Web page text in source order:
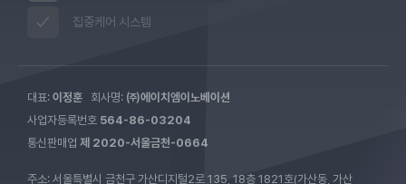
집중케어 시스템
대표: 이정훈 회사명: ㈜에이치엠이노베이션
사업자등록번호 564-86-03204
통신판매업 제 2020-서울금천-0664
주소: 서울특별시 금천구 가산디지털2로 135, 18층 1821호(가산동, 가산